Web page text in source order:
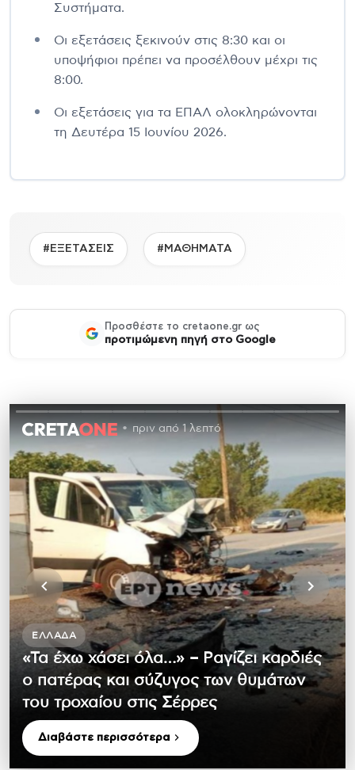
Συστήματα.
Οι εξετάσεις ξεκινούν στις 8:30 και οι
υποψήφιοι πρέπει να προσέλθουν μέχρι τις
8:00.
Οι εξετάσεις για τα ΕΠΑΛ ολοκληρώνονται
τη Δευτέρα 15 Ιουνίου 2026.
#ΕΞΕΤΑΣΕΙΣ #ΜΑΘΗΜΑΤΑ
Προσθέστε το cretaone.gr ως
προτιμώμενη πηγή στο Google
πριν από 1 λεπτό
ΕΛΛΆΔΑ
«Τα έχω χάσει όλα…» – Ραγίζει καρδιές
ο πατέρας και σύζυγος των θυμάτων
του τροχαίου στις Σέρρες
Διαβάστε περισσότερα